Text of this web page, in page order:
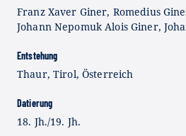
Franz Xaver Giner, Romedius
Johann Nepomuk Alois Giner,
Entstehung
Thaur, Tirol, Österreich
Datierung
18. Jh./19. Jh.